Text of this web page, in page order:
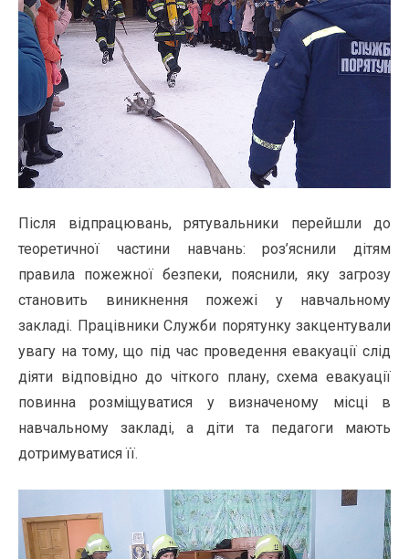
Після відпрацювань, рятувальники перейшли до
теоретичної частини навчань: роз’яснили дітям
правила пожежної безпеки, пояснили, яку загрозу
становить виникнення пожежі у навчальному
закладі. Працівники Служби порятунку закцентували
увагу на тому, що під час проведення евакуації слід
діяти відповідно до чіткого плану, схема евакуації
повинна розміщуватися у визначеному місці в
навчальному закладі, а діти та педагоги мають
дотримуватися її.